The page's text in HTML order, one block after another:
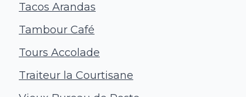
Tacos Arandas
Tambour Café
Tours Accolade
Traiteur la Courtisane